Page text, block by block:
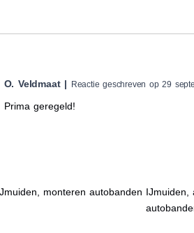
O. Veldmaat | Reactie geschreven op 29
Prima geregeld!
monteren autobanden